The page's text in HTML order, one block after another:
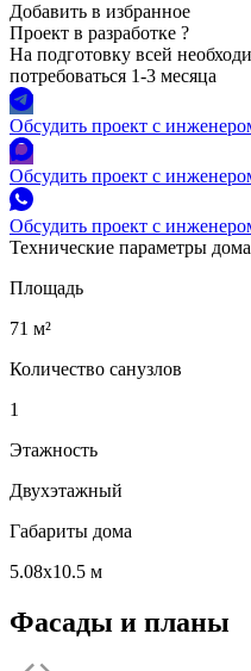
Добавить в избранное
Проект в разработке ?
На подготовку всей
потребоваться 1-3 месяца
Обсудить проект с
Обсудить проект с
Обсудить проект с
Технические параметры дома
Площадь
71 м²
Количество санузлов
1
Этажность
Двухэтажный
Габариты дома
5.08х10.5 м
Фасады и планы